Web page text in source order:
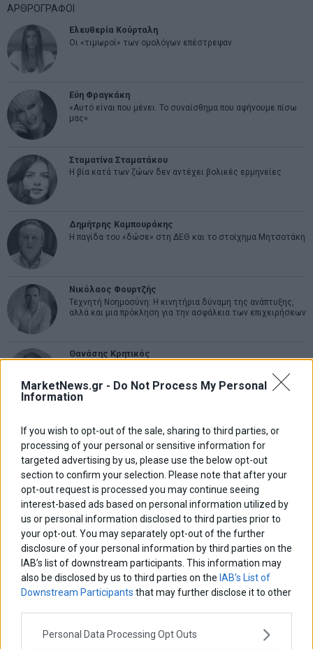
MarketNews.gr - Do Not Process My Personal
Information
If you wish to opt-out of the sale, sharing to third parties, or
processing of your personal or sensitive information for
targeted advertising by us, please use the below opt-out
section to confirm your selection. Please note that after your
opt-out request is processed you may continue seeing
interest-based ads based on personal information utilized by
us or personal information disclosed to third parties prior to
your opt-out. You may separately opt-out of the further
disclosure of your personal information by third parties on the
IAB’s list of downstream participants. This information may
also be disclosed by us to third parties on the IAB’s List of
Downstream Participants that may further disclose it to other
Personal Data Processing Opt Outs
ΑΡΘΡΟΓΡΑΦΟΙ
Ελευθερία Κούρταλη
Οι «τιμωροί» των ομολόγων επέστρεψαν
Εύη Φραγκάκη
«Αυτό είναι που μένει. Το συναίσθημα που αφήνουμε πίσω
μας»
Σταματίνα Σταματάκου
Η βία κατά των ζώων δεν αντέχει βολικές ερμηνείες
Δημήτρης Καμπουράκης
Η παγίδα του «δώσε» στη ΔΕΘ και το στοίχημα Μητσοτάκη
Νικόλαος Φουρτζής
Τεχνητή Νοημοσύνη: Η κινητήρια δύναμη της ανάπτυξης,
αλλά και μια πρόκληση για την ασφάλεια των επιχειρήσεων
Θανάσης Κρητικός
ΕΤΙΚΕΤΕΣ
eurobank marketnewsnikkei wallΑγορες ΗΠΑ Ιταλια
Χρηματιστηριο Αθηνων αεπ αθλητικα αναπτυξη βουλη γερμανια
διαπραγματευση δντ εκλογες εκτ ελλαδα εμπορευματα
επικαιροτητα επιχειρησεις ευρω ευρωζωνη ευρωπαικα
χρηματιστηρια ευρωπηηπακορωνοιος κοσμος
κυριακος μητσοτακης μεταρρυθμισεις μετρα μητσοτακηςνδ
οικονομια ομολογα πετρελαιο ρωσια
LATEST FROM BLOG